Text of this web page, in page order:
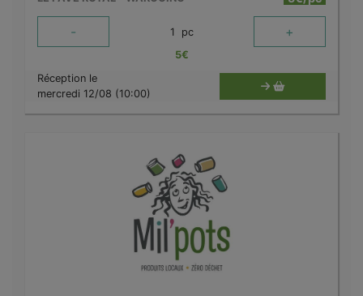
- 1 pc +
5€
Réception le
mercredi 12/08 (10:00)